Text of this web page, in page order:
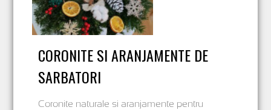
CORONITE SI ARANJAMENTE DE
SARBATORI
Coronite naturale si aranjamente pentru